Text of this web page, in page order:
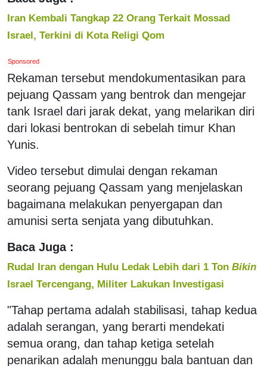
Iran Kembali Tangkap 22 Orang Terkait Mossad
Israel, Terkini di Kota Religi Qom
Sponsored
Rekaman tersebut mendokumentasikan para
pejuang Qassam yang bentrok dan mengejar
tank Israel dari jarak dekat, yang melarikan diri
dari lokasi bentrokan di sebelah timur Khan
Yunis.
Video tersebut dimulai dengan rekaman
seorang pejuang Qassam yang menjelaskan
bagaimana melakukan penyergapan dan
amunisi serta senjata yang dibutuhkan.
Baca Juga :
Rudal Iran dengan Hulu Ledak Lebih dari 1 Ton Bikin
Israel Tercengang, Militer Lakukan Investigasi
"Tahap pertama adalah stabilisasi, tahap kedua
adalah serangan, yang berarti mendekati
semua orang, dan tahap ketiga setelah
penarikan adalah menunggu bala bantuan dan